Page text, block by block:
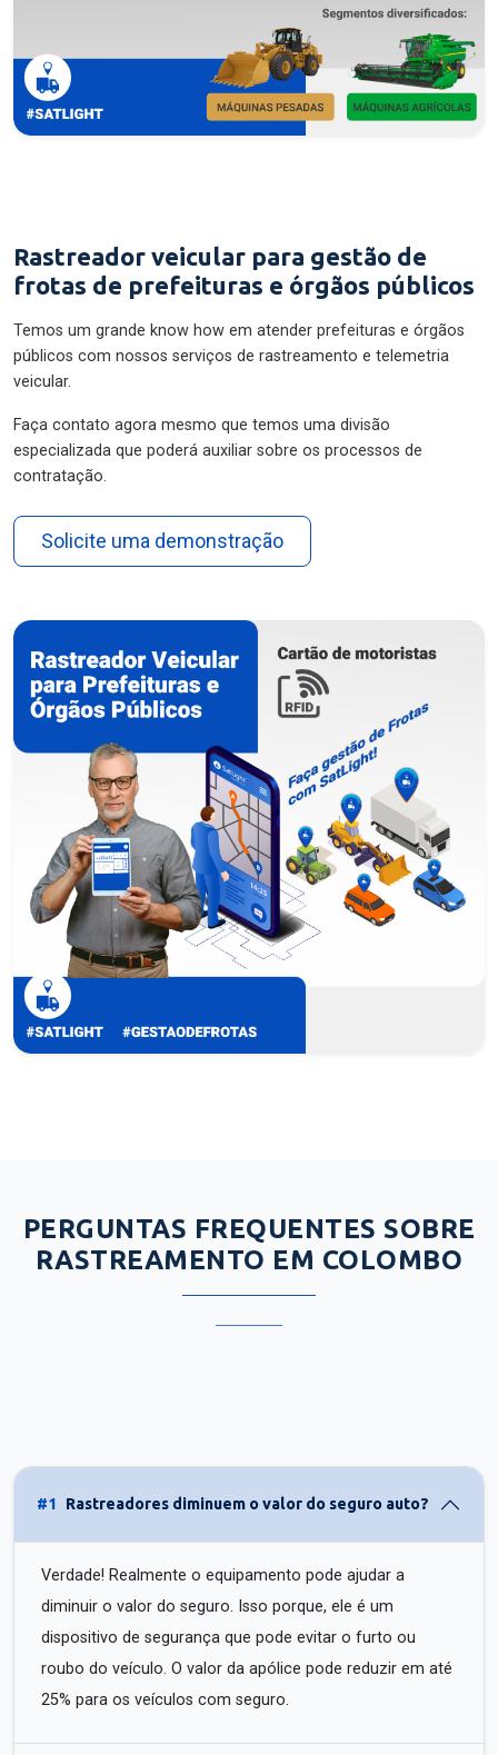
Rastreador veicular para gestão de
frotas de prefeituras e órgãos públicos
Temos um grande know how em atender prefeituras e órgãos
públicos com nossos serviços de rastreamento e telemetria
veicular.
Faça contato agora mesmo que temos uma divisão
especializada que poderá auxiliar sobre os processos de
contratação.
Solicite uma demonstração
PERGUNTAS FREQUENTES SOBRE
RASTREAMENTO EM COLOMBO
#1 Rastreadores diminuem o valor do seguro auto?
Verdade! Realmente o equipamento pode ajudar a
diminuir o valor do seguro. Isso porque, ele é um
dispositivo de segurança que pode evitar o furto ou
roubo do veículo. O valor da apólice pode reduzir em até
25% para os veículos com seguro.